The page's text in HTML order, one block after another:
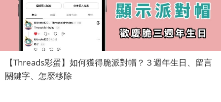
【Threads彩蛋】如何獲得脆派對帽？３週年生日、留言
關鍵字、怎麼移除